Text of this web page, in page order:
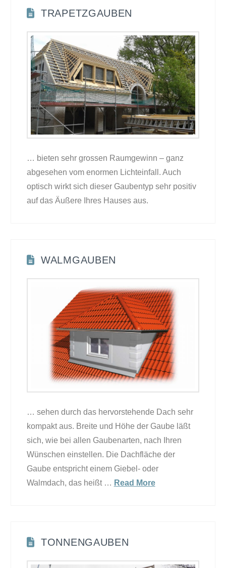
TRAPETZGAUBEN
… bieten sehr grossen Raumgewinn – ganz
abgesehen vom enormen Lichteinfall. Auch
optisch wirkt sich dieser Gaubentyp sehr positiv
auf das Äußere Ihres Hauses aus.
WALMGAUBEN
… sehen durch das hervorstehende Dach sehr
kompakt aus. Breite und Höhe der Gaube läßt
sich, wie bei allen Gaubenarten, nach Ihren
Wünschen einstellen. Die Dachfläche der
Gaube entspricht einem Giebel- oder
Walmdach, das heißt … Read More
TONNENGAUBEN